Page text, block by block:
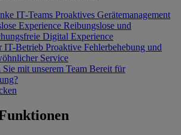
IT‐Teams Proaktives Gerätemanagement
Experience Reibungslose und
Digital Experience
IT-Betrieb Proaktive Fehlerbehebung und
Service
Sie mit unserem Team Bereit für